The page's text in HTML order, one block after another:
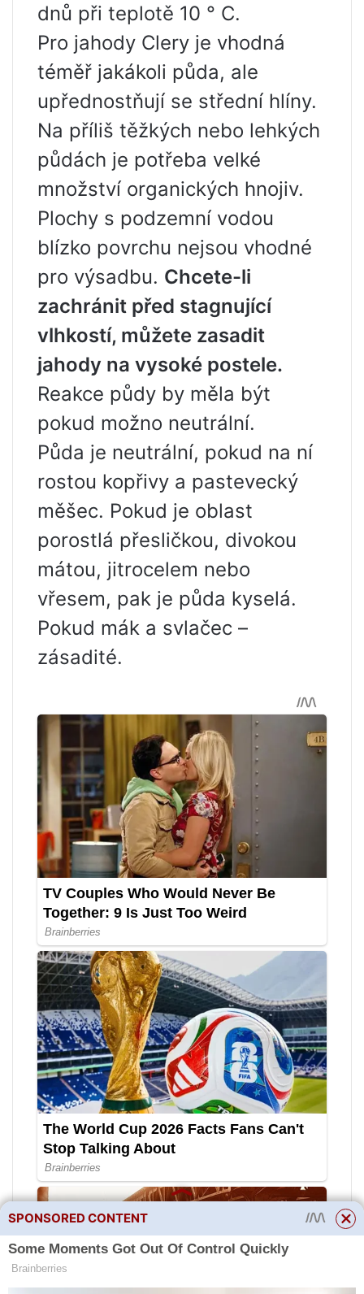
dnů při teplotě 10 ° C.
Pro jahody Clery je vhodná
téměř jakákoli půda, ale
upřednostňují se střední hlíny.
Na příliš těžkých nebo lehkých
půdách je potřeba velké
množství organických hnojiv.
Plochy s podzemní vodou
blízko povrchu nejsou vhodné
pro výsadbu. Chcete-li
zachránit před stagnující
vlhkostí, můžete zasadit
jahody na vysoké postele.
Reakce půdy by měla být
pokud možno neutrální.
Půda je neutrální, pokud na ní
rostou kopřivy a pastevecký
měšec. Pokud je oblast
porostlá přesličkou, divokou
mátou, jitrocelem nebo
vřesem, pak je půda kyselá.
Pokud mák a svlačec –
zásadité.
SPONSORED CONTENT